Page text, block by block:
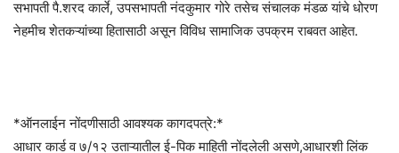
सभापती पै.शरद कार्ले, उपसभापती नंदकुमार गोरे तसेच संचालक मंडळ यांचे धोरण
नेहमीच शेतकऱ्यांच्या हितासाठी असून विविध सामाजिक उपक्रम राबवत आहेत.
*ऑनलाईन नोंदणीसाठी आवश्यक कागदपत्रे:*
आधार कार्ड व ७/१२ उताऱ्यातील ई-पिक माहिती नोंदलेली असणे,आधारशी लिंक